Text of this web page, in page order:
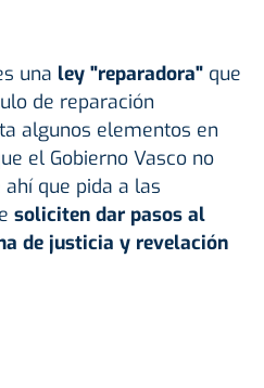
una ley "reparadora" que
de reparación
algunos elementos en
el Gobierno Vasco no
que pida a las
soliciten dar pasos al
de justicia y revelación